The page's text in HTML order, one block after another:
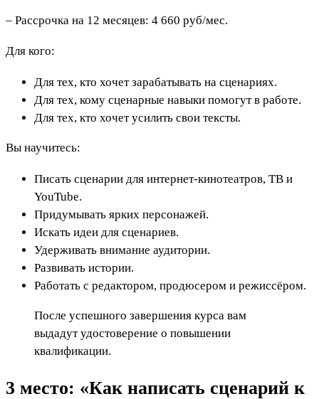
– Рассрочка на 12 месяцев: 4 660 руб/мес.
Для кого:
Для тех, кто хочет зарабатывать на сценариях.
Для тех, кому сценарные навыки помогут в работе.
Для тех, кто хочет усилить свои тексты.
Вы научитесь:
Писать сценарии для интернет-кинотеатров, ТВ и
YouTube.
Придумывать ярких персонажей.
Искать идеи для сценариев.
Удерживать внимание аудитории.
Развивать истории.
Работать с редактором, продюсером и режиссёром.
После успешного завершения курса вам
выдадут удостоверение о повышении
квалификации.
3 место: «Как написать сценарий к